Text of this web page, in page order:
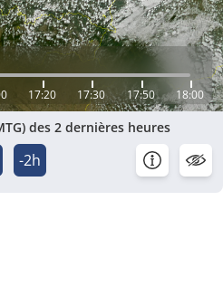
17:20 17:30 17:50 18:00
des 2 dernières heures
-2h